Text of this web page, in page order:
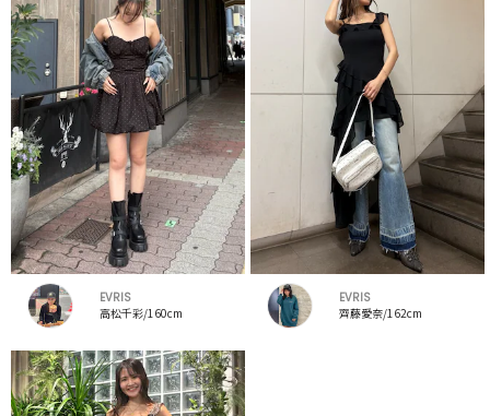
EVRIS
高松千彩/160cm
EVRIS
齊藤愛奈/162cm